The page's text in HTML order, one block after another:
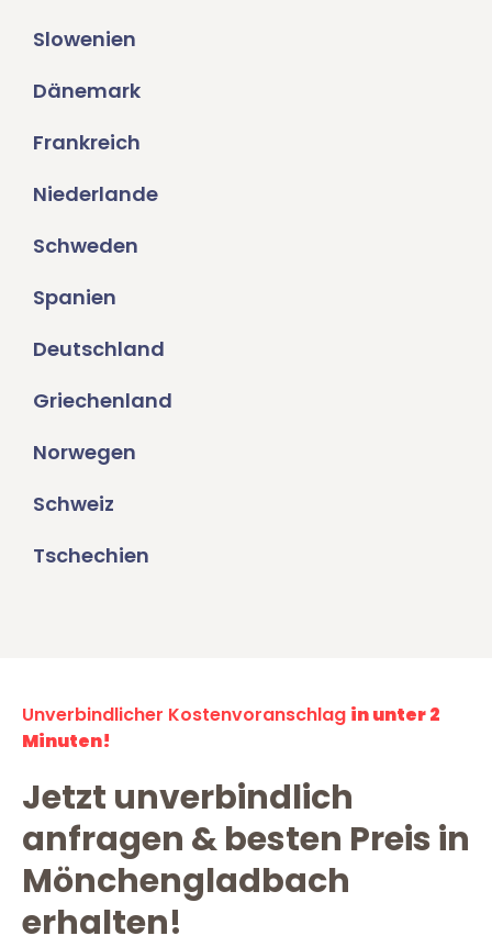
Slowenien
Dänemark
Frankreich
Niederlande
Schweden
Spanien
Deutschland
Griechenland
Norwegen
Schweiz
Tschechien
Unverbindlicher Kostenvoranschlag in unter 2
Minuten!
Jetzt unverbindlich
anfragen & besten Preis in
Mönchengladbach
erhalten!